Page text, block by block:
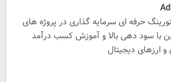
حرفه ای سرمایه گذاری در پروژه های
با سود دهی بالا و آموزش کسب درآمد
و ارزهای دیجیتال